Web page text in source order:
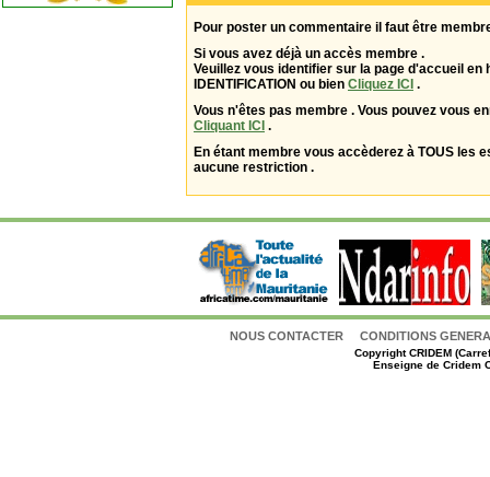
Pour poster un commentaire il faut être
Si vous avez déjà un accès membre .
Veuillez vous identifier sur la page d'accueil en
IDENTIFICATION ou bien Cliquez ICI .
Vous n'êtes pas membre . Vous pouvez vous
Cliquant ICI .
En étant membre vous accèderez à TOUS les
aucune restriction .
NOUS CONTACTER CONDITIONS
CopyrightCRIDEM
Enseigne de Cridem